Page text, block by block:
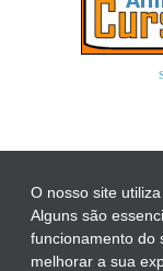
O nosso site
Alguns são
funcionamento do
melhorar a sua
Proibida a